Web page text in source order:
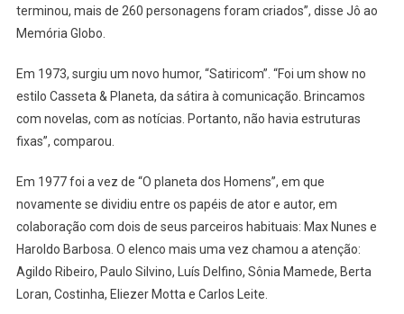
terminou, mais de 260 personagens foram criados”, disse Jô ao
Memória Globo.
Em 1973, surgiu um novo humor, “Satiricom”. “Foi um show no
estilo Casseta & Planeta, da sátira à comunicação. Brincamos
com novelas, com as notícias. Portanto, não havia estruturas
fixas”, comparou.
Em 1977 foi a vez de “O planeta dos Homens”, em que
novamente se dividiu entre os papéis de ator e autor, em
colaboração com dois de seus parceiros habituais: Max Nunes e
Haroldo Barbosa. O elenco mais uma vez chamou a atenção:
Agildo Ribeiro, Paulo Silvino, Luís Delfino, Sônia Mamede, Berta
Loran, Costinha, Eliezer Motta e Carlos Leite.